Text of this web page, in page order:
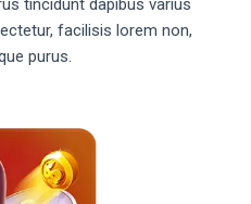
tincidunt dapibus varius
facilisis lorem non,
purus.